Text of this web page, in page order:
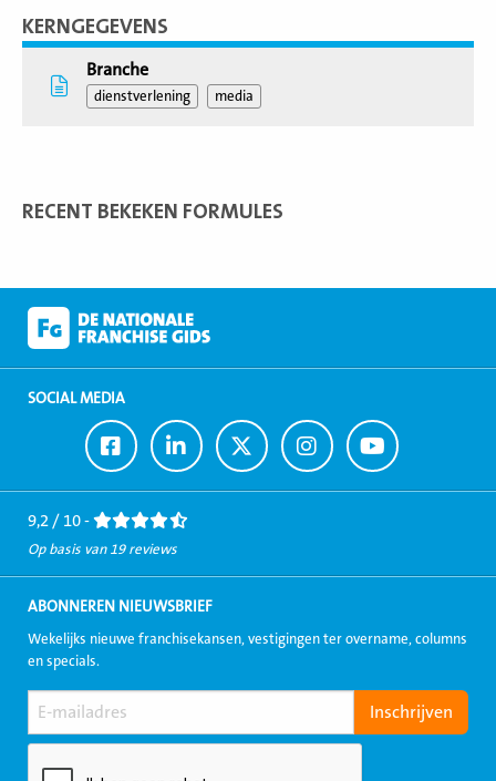
KERNGEGEVENS
Branche
dienstverlening media
RECENT BEKEKEN FORMULES
SOCIAL MEDIA
Ga
naar
Facebook
Ga
naar
LinkedIn
Ga
naar
Twitter
Ga
naar
Instagram
Ga
naar
Youtube
9,2 / 10 -
Op basis van 19 reviews
ABONNEREN NIEUWSBRIEF
Wekelijks nieuwe franchisekansen, vestigingen ter overname, columns
en specials.